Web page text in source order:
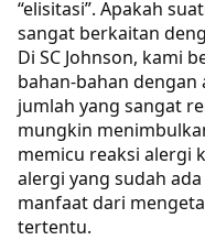
“elisitasi”. Apakah
sangat berkaitan
Di SC Johnson, kami
bahan-bahan
jumlah yang sangat
mungkin
memicu reaksi alergi
alergi yang sudah
manfaat dari
tertentu.